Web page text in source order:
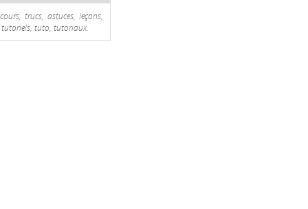
trucs, astuces, leçons,
tutoriels, tuto, tutoriaux.